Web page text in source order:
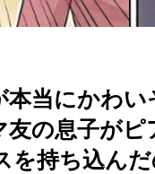
本当にかわ
の息子がピ
持ち込んだ